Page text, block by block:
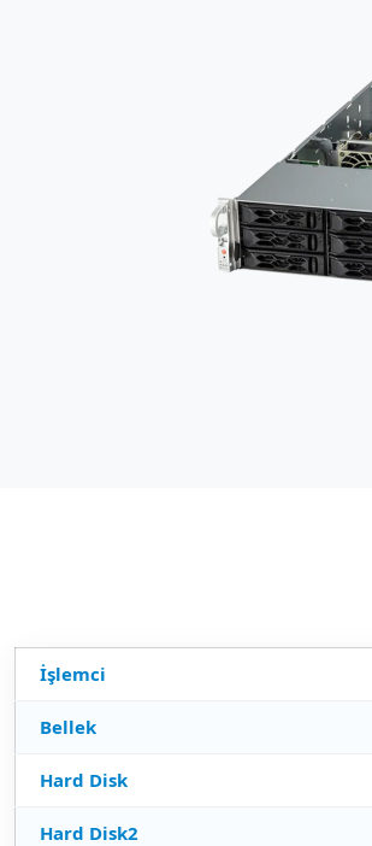
İşlemci
Bellek
Hard Disk
Hard Disk2